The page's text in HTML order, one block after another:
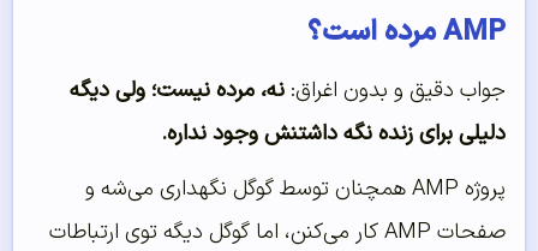
AMP مرده است؟
جواب دقیق و بدون اغراق: نه، مرده نیست؛ ولی دیگه
دلیلی برای زنده نگه داشتنش وجود نداره.
پروژه AMP همچنان توسط گوگل نگهداری می‌شه و
صفحات AMP کار می‌کنن، اما گوگل دیگه توی ارتباطات